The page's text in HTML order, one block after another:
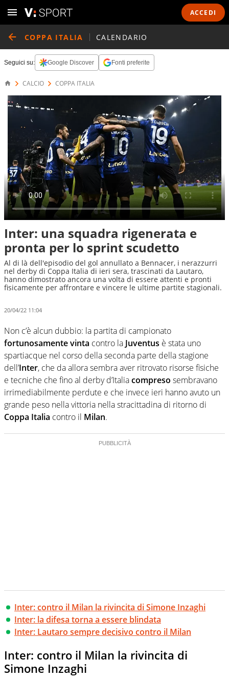
ACCEDI
COPPA ITALIA CALENDARIO
Seguici su: Google Discover Fonti preferite
CALCIO COPPA ITALIA
Inter: una squadra rigenerata e
pronta per lo sprint scudetto
Al di là dell'episodio del gol annullato a Bennacer, i nerazzurri
nel derby di Coppa Italia di ieri sera, trascinati da Lautaro,
hanno dimostrato ancora una volta di essere attenti e pronti
fisicamente per affrontare e vincere le ultime partite stagionali.
20/04/22 11:04
Non c’è alcun dubbio: la partita di campionato
fortunosamente vinta contro la Juventus è stata uno
spartiacque nel corso della seconda parte della stagione
dell’Inter, che da allora sembra aver ritrovato risorse fisiche
e tecniche che fino al derby d’Italiacompreso sembravano
irrimediabilmente perdute e che invece ieri hanno avuto un
grande peso nella vittoria nella stracittadina di ritorno di
Coppa Italia contro il Milan.
Inter: contro il Milan la rivincita di Simone Inzaghi
Inter: la difesa torna a essere blindata
Inter: Lautaro sempre decisivo contro il Milan
Inter: contro il Milan la rivincita di
Simone Inzaghi